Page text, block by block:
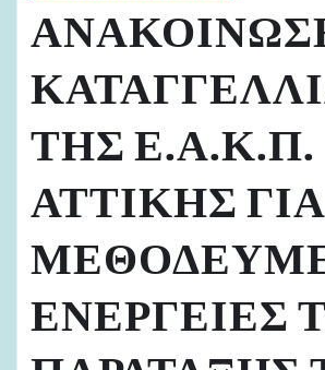
ΤΗΣ Ε.Α.Κ.Π.
ΑΤΤΙΚΗΣ
ΕΝΕΡΓΕΙΕΣ